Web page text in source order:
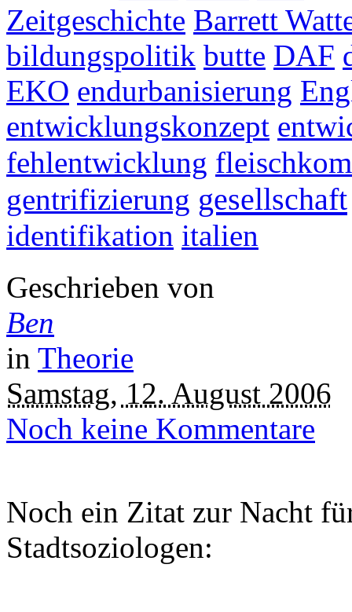
Zeitgeschichte Barrett
bildungspolitik butte DAF
EKO endurbanisierung
entwicklungskonzept
fehlentwicklung
gentrifizierung gesellschaft
identifikation italien
Geschrieben von
Ben
in Theorie
Samstag, 12. August 2006
Noch keine Kommentare
Noch ein Zitat zur Nacht
Stadtsoziologen: